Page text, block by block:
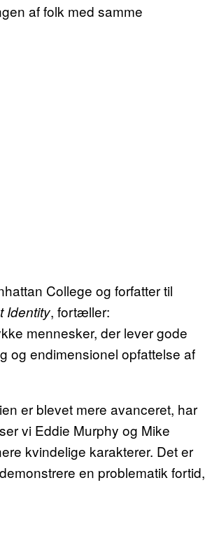
af folk med samme
College og forfatter til
Identity, fortæller:
mennesker, der lever gode
og endimensionel opfattelse af
er blevet mere avanceret, har
vi Eddie Murphy og Mike
kvindelige karakterer. Det er
en problematik fortid,